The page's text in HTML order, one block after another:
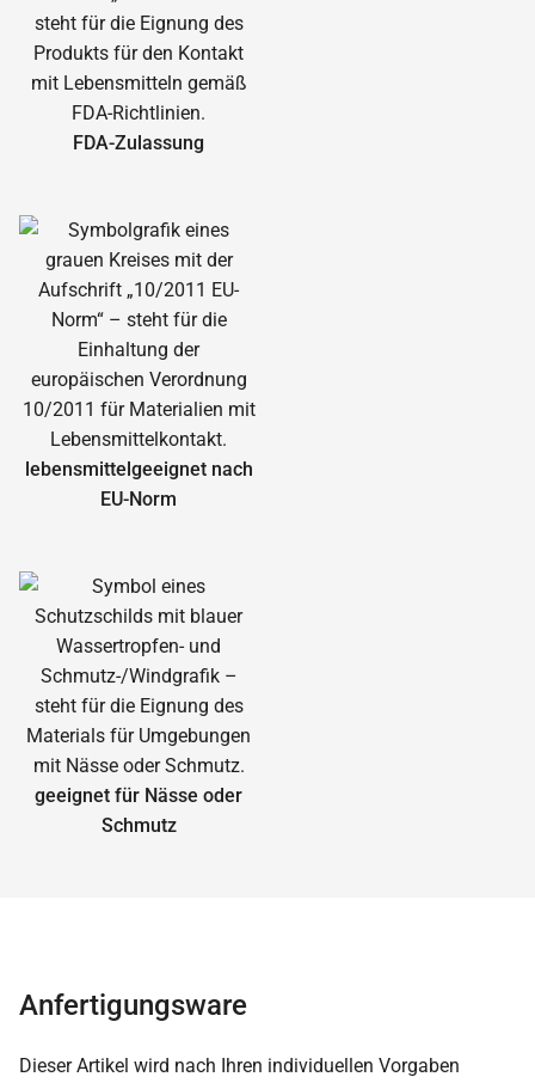
FDA-Zulassung
lebensmittelgeeignet nach
EU-Norm
geeignet für Nässe oder
Schmutz
Anfertigungsware
Dieser Artikel wird nach Ihren individuellen Vorgaben